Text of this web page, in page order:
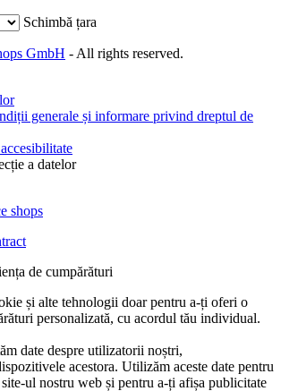
Schimbă țara
GmbH - All rights reserved.
generale și informare privind dreptul de
a datelor
shops
de cumpărături
și alte tehnologii doar pentru a-ți oferi o
personalizată, cu acordul tău individual.
date despre utilizatorii noștri,
acestora. Utilizăm aceste date pentru
ul nostru web și pentru a-ți afișa publicitate